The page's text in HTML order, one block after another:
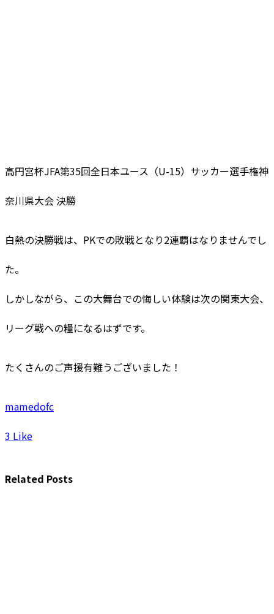
高円宮杯JFA第35回全日本ユース（U-15）サッカー選手権神
奈川県大会 決勝
白熱の決勝戦は、PKでの敗戦となり2連覇はなりませんでし
た。
しかしながら、この大舞台での悔しい体験は次の関東大会、
リーグ戦への糧になるはずです。
たくさんのご声援有難うございました！
mamedofc
3 Like
Related Posts